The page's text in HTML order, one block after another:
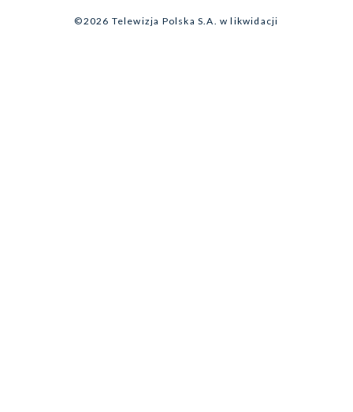
Biuro Reklamy
©2026 Telewizja Polska S.A. w likwidacji